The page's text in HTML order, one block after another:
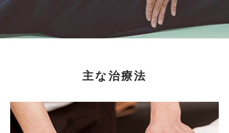
主な治療法